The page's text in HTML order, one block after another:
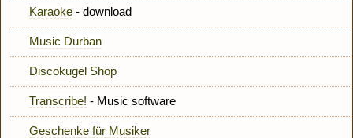
Karaoke - download
Music Durban
Discokugel Shop
Transcribe! - Music software
Geschenke für Musiker